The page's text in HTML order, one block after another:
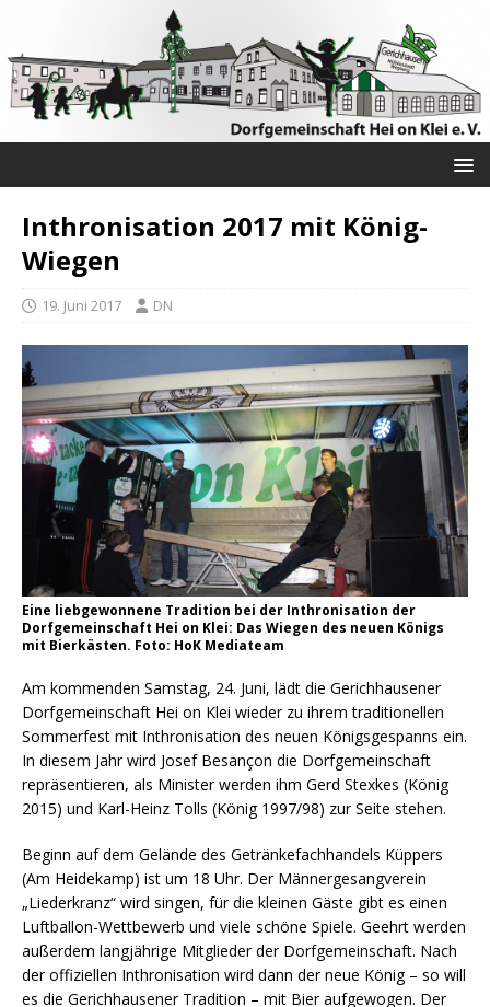
Inthronisation 2017 mit König-
Wiegen
19. Juni 2017 DN
Eine liebgewonnene Tradition bei der Inthronisation der
Dorfgemeinschaft Hei on Klei: Das Wiegen des neuen Königs
mit Bierkästen. Foto: HoK Mediateam
Am kommenden Samstag, 24. Juni, lädt die Gerichhausener
Dorfgemeinschaft Hei on Klei wieder zu ihrem traditionellen
Sommerfest mit Inthronisation des neuen Königsgespanns ein.
In diesem Jahr wird Josef Besançon die Dorfgemeinschaft
repräsentieren, als Minister werden ihm Gerd Stexkes (König
2015) und Karl-Heinz Tolls (König 1997/98) zur Seite stehen.
Beginn auf dem Gelände des Getränkefachhandels Küppers
(Am Heidekamp) ist um 18 Uhr. Der Männergesangverein
„Liederkranz“ wird singen, für die kleinen Gäste gibt es einen
Luftballon-Wettbewerb und viele schöne Spiele. Geehrt werden
außerdem langjährige Mitglieder der Dorfgemeinschaft. Nach
der offiziellen Inthronisation wird dann der neue König – so will
es die Gerichhausener Tradition – mit Bier aufgewogen. Der